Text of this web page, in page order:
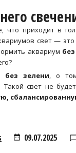
что приходит в
свет —
аквариум
без зелени, о
. Такой свет не
09.07.2025